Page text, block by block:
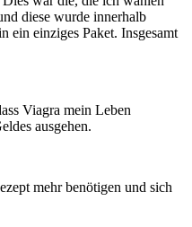
diese wurde innerhalb
ein einziges Paket. Insgesamt
Viagra mein Leben
ausgehen.
mehr benötigen und sich